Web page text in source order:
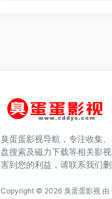
臭蛋蛋影视导航，专注收集
盘搜索及磁力下载等相关影
害到您的利益，请联系我们删
Copyright © 2026 臭蛋蛋影视 由